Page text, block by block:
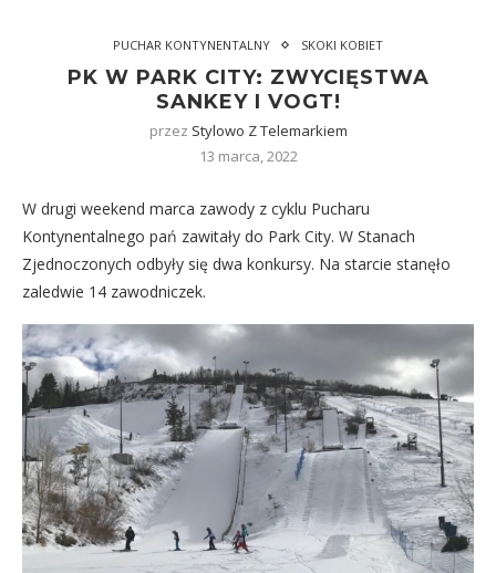
PUCHAR KONTYNENTALNY SKOKI KOBIET
PK W PARK CITY: ZWYCIĘSTWA
SANKEY I VOGT!
przez Stylowo Z Telemarkiem
13 marca, 2022
W drugi weekend marca zawody z cyklu Pucharu
Kontynentalnego pań zawitały do Park City. W Stanach
Zjednoczonych odbyły się dwa konkursy. Na starcie stanęło
zaledwie 14 zawodniczek.